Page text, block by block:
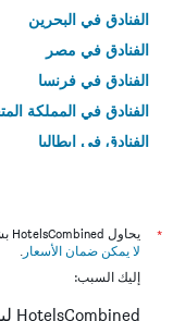
الفنادق في البحرين
الفنادق في مصر
الفنادق في فرنسا
الفنادق في المملكة
الفنادق في إيطاليا
*
يحاول HotelsCombined بشكل دائم الحصول على الأسعار الدقيقة، ولكن
لا يمكن ضمان الأسعار .
إليك السبب:
HotelsCombined ليس البائع